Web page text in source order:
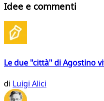
Idee e commenti
Le due "città" di Agostino
di Luigi Alici